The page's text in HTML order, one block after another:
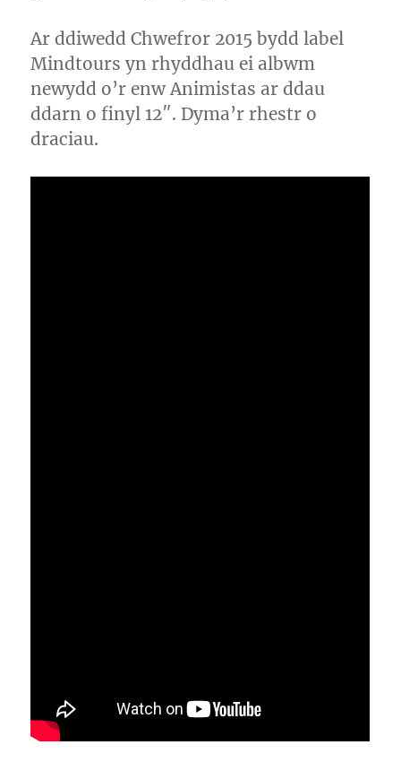
Ar ddiwedd Chwefror 2015 bydd label
Mindtours yn rhyddhau ei albwm
newydd o’r enw Animistas ar ddau
ddarn o finyl 12″. Dyma’r rhestr o
draciau.